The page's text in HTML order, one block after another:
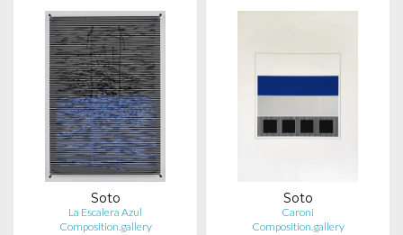
Soto
La Escalera Azul
Composition.gallery
Soto
Caroni
Composition.gallery